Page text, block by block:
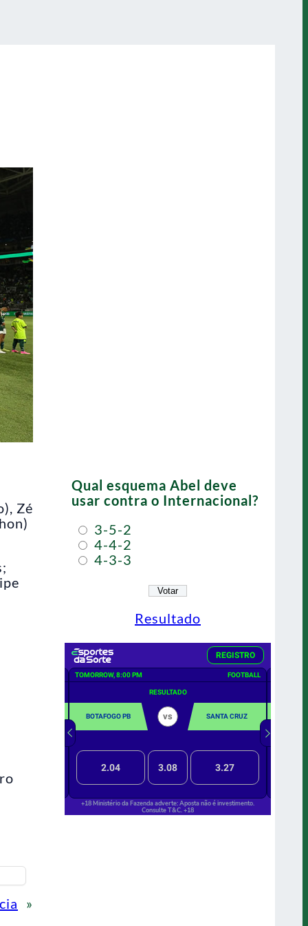
Zé
»
Qual esquema Abel deve
usar contra o Internacional?
3-5-2
4-4-2
4-3-3
Resultado